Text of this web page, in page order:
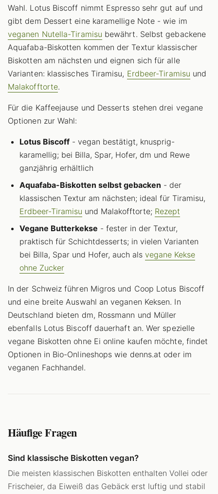
Wahl. Lotus Biscoff nimmt Espresso sehr gut auf und
gibt dem Dessert eine karamellige Note - wie im
veganen Nutella-Tiramisu bewährt. Selbst gebackene
Aquafaba-Biskotten kommen der Textur klassischer
Biskotten am nächsten und eignen sich für alle
Varianten: klassisches Tiramisu, Erdbeer-Tiramisu und
Malakofftorte.
Für die Kaffeejause und Desserts stehen drei vegane
Optionen zur Wahl:
Lotus Biscoff - vegan bestätigt, knusprig-
karamellig; bei Billa, Spar, Hofer, dm und Rewe
ganzjährig erhältlich
Aquafaba-Biskotten selbst gebacken - der
klassischen Textur am nächsten; ideal für Tiramisu,
Erdbeer-Tiramisu und Malakofftorte; Rezept
Vegane Butterkekse - fester in der Textur,
praktisch für Schichtdesserts; in vielen Varianten
bei Billa, Spar und Hofer, auch als vegane Kekse
ohne Zucker
In der Schweiz führen Migros und Coop Lotus Biscoff
und eine breite Auswahl an veganen Keksen. In
Deutschland bieten dm, Rossmann und Müller
ebenfalls Lotus Biscoff dauerhaft an. Wer spezielle
vegane Biskotten ohne Ei online kaufen möchte, findet
Optionen in Bio-Onlineshops wie denns.at oder im
veganen Fachhandel.
Häufige Fragen
Sind klassische Biskotten vegan?
Die meisten klassischen Biskotten enthalten Vollei oder
Frischeier, da Eiweiß das Gebäck erst luftig und stabil